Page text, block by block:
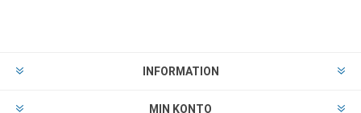
INFORMATION
MIN KONTO